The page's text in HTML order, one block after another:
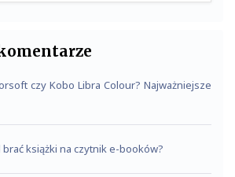
czy Kobo Libra Colour? Najważniejsze
brać książki na czytnik e-booków?